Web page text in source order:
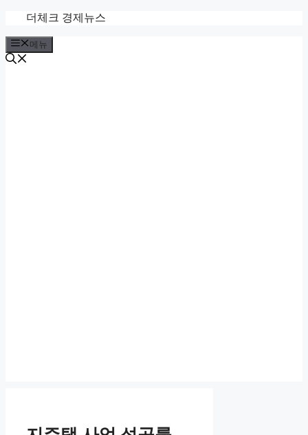
츠
로
더체크 경제뉴스
메뉴